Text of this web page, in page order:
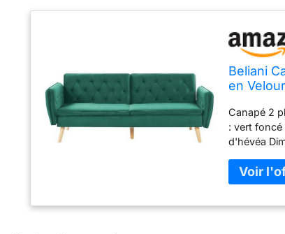
Beliani
en
Canapé 2
: vert foncé
d'hévéa
achetez :